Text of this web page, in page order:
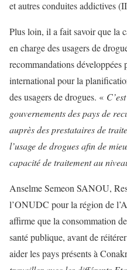
et autres conduites addictives
Plus loin, il a fait savoir que la
en charge des usagers de
recommandations
international pour la
des usagers de drogues. «
gouvernements des pays de
auprès des prestataires de
l’usage de drogues afin de
capacité de traitement au
Anselme Semeon SANOU,
l’ONUDC pour la région de
affirme que la consommation
santé publique, avant de
aider les pays présents à